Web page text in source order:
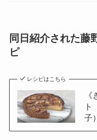
同日紹介された藤
ピ
レシピはこちら
ト
子）